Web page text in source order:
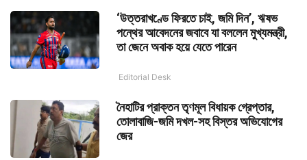
‘উত্তরাখণ্ডে ফিরতে চাই, জমি দিন’, ঋষভ
পন্থের আবেদনের জবাবে যা বললেন মুখ্যমন্ত্রী,
তা জেনে অবাক হয়ে যেতে পারেন
Editorial Desk
নৈহাটির প্রাক্তন তৃণমূল বিধায়ক গ্রেপ্তার,
তোলাবাজি-জমি দখল-সহ বিস্তর অভিযোগের
জের